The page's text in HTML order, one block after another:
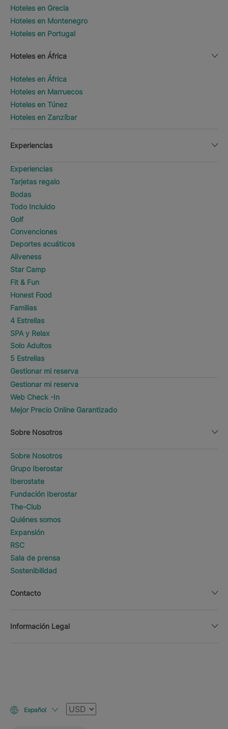
Hoteles en Grecia
Hoteles en Montenegro
Hoteles en Portugal
Hoteles en África
Hoteles en África
Hoteles en Marruecos
Hoteles en Túnez
Hoteles en Zanzíbar
Experiencias
Experiencias
Tarjetas regalo
Bodas
Todo Incluido
Golf
Convenciones
Deportes acuáticos
Aliveness
Star Camp
Fit & Fun
Honest Food
Familias
4 Estrellas
SPA y Relax
Solo Adultos
5 Estrellas
Gestionar mi reserva
Gestionar mi reserva
Web Check -In
Mejor Precio Online Garantizado
Sobre Nosotros
Sobre Nosotros
Grupo Iberostar
Iberostate
Fundación Iberostar
The-Club
Quiénes somos
Expansión
RSC
Sala de prensa
Sostenibilidad
Contacto
Información Legal
Español Moneda